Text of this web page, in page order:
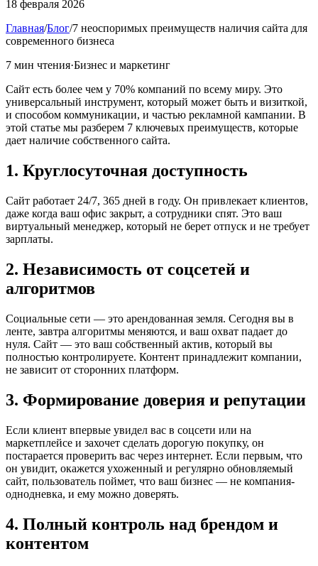
18 февраля 2026
Главная/Блог/7 неоспоримых преимуществ наличия сайта для
современного бизнеса
7 мин чтения·Бизнес и маркетинг
Сайт есть более чем у 70% компаний по всему миру. Это
универсальный инструмент, который может быть и визиткой,
и способом коммуникации, и частью рекламной кампании. В
этой статье мы разберем 7 ключевых преимуществ, которые
дает наличие собственного сайта.
1. Круглосуточная доступность
Сайт работает 24/7, 365 дней в году. Он привлекает клиентов,
даже когда ваш офис закрыт, а сотрудники спят. Это ваш
виртуальный менеджер, который не берет отпуск и не требует
зарплаты.
2. Независимость от соцсетей и
алгоритмов
Социальные сети — это арендованная земля. Сегодня вы в
ленте, завтра алгоритмы меняются, и ваш охват падает до
нуля. Сайт — это ваш собственный актив, который вы
полностью контролируете. Контент принадлежит компании,
не зависит от сторонних платформ.
3. Формирование доверия и репутации
Если клиент впервые увидел вас в соцсети или на
маркетплейсе и захочет сделать дорогую покупку, он
постарается проверить вас через интернет. Если первым, что
он увидит, окажется ухоженный и регулярно обновляемый
сайт, пользователь поймет, что ваш бизнес — не компания-
однодневка, и ему можно доверять.
4. Полный контроль над брендом и
контентом